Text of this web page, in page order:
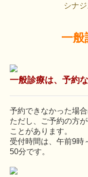
シナ
一般
一般診療は、予約
予約できなかった場
ただし、ご予約の方
ことがあります。
受付時間は、午前9時
50分です。